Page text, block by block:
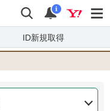
検索 通知
i
ID新規取得